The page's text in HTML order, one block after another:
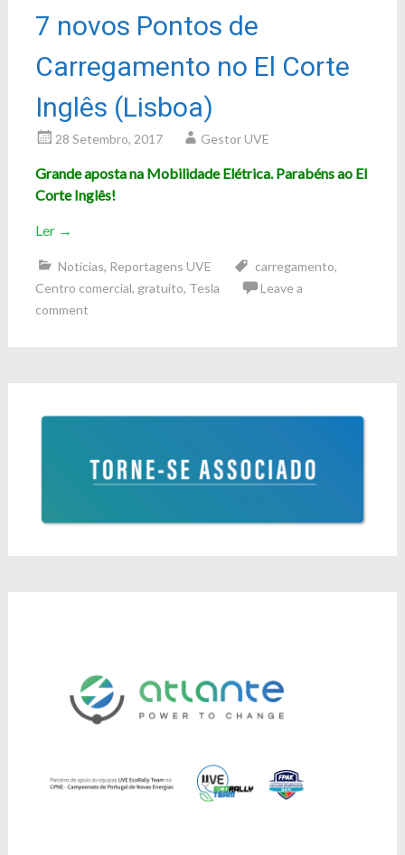
7 novos Pontos de
Carregamento no El Corte
Inglês (Lisboa)
28 Setembro, 2017 Gestor UVE
Grande aposta na Mobilidade Elétrica. Parabéns ao El
Corte Inglês!
Ler →
Notícias, Reportagens UVE carregamento,
Centro comercial, gratuito, Tesla
Leave a
comment